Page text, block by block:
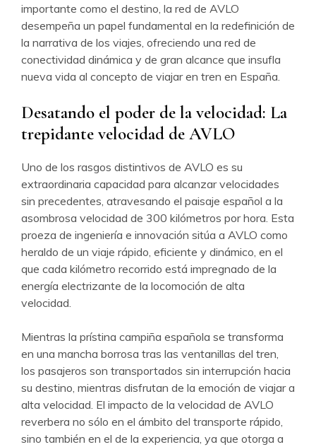
importante como el destino, la red de AVLO
desempeña un papel fundamental en la redefinición de
la narrativa de los viajes, ofreciendo una red de
conectividad dinámica y de gran alcance que insufla
nueva vida al concepto de viajar en tren en España.
Desatando el poder de la velocidad: La
trepidante velocidad de AVLO
Uno de los rasgos distintivos de AVLO es su
extraordinaria capacidad para alcanzar velocidades
sin precedentes, atravesando el paisaje español a la
asombrosa velocidad de 300 kilómetros por hora. Esta
proeza de ingeniería e innovación sitúa a AVLO como
heraldo de un viaje rápido, eficiente y dinámico, en el
que cada kilómetro recorrido está impregnado de la
energía electrizante de la locomoción de alta
velocidad.
Mientras la prístina campiña española se transforma
en una mancha borrosa tras las ventanillas del tren,
los pasajeros son transportados sin interrupción hacia
su destino, mientras disfrutan de la emoción de viajar a
alta velocidad. El impacto de la velocidad de AVLO
reverbera no sólo en el ámbito del transporte rápido,
sino también en el de la experiencia, ya que otorga a